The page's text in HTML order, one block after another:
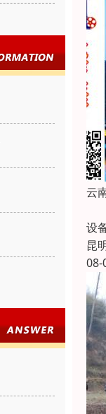
云
设
昆
08-